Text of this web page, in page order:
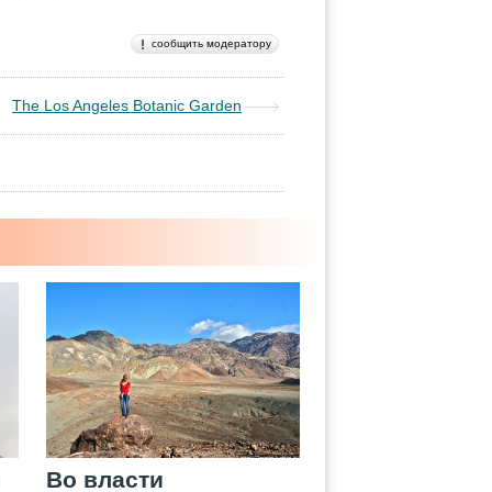
сообщить модератору
The Los Angeles Botanic Garden
Во власти